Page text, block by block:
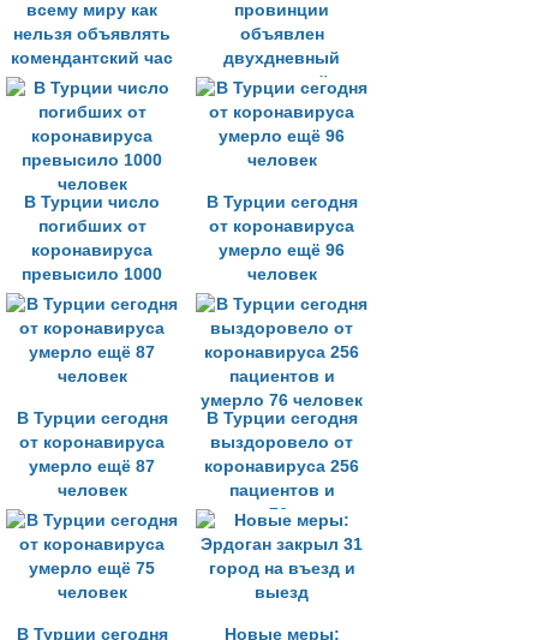
всему миру как
нельзя объявлять
комендантский час
во время пандемии
провинции
объявлен
двухдневный
комендантский час
В Турции число
погибших от
коронавируса
превысило 1000
человек
В Турции сегодня
от коронавируса
умерло ещё 96
человек
В Турции сегодня
от коронавируса
умерло ещё 87
человек
В Турции сегодня
выздоровело от
коронавируса 256
пациентов и
умерло 76 человек
В Турции сегодня Новые меры: